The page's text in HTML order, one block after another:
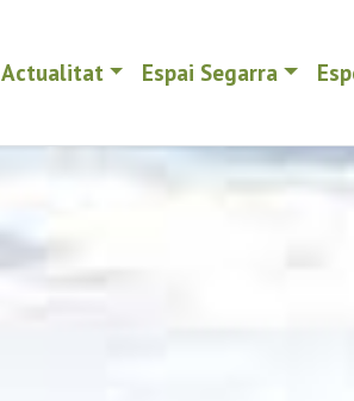
Actualitat Espai Segarra